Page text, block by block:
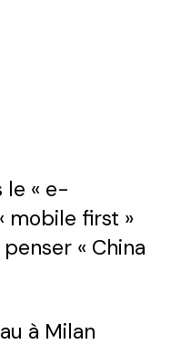
le « e-
mobile first »
« China
à Milan